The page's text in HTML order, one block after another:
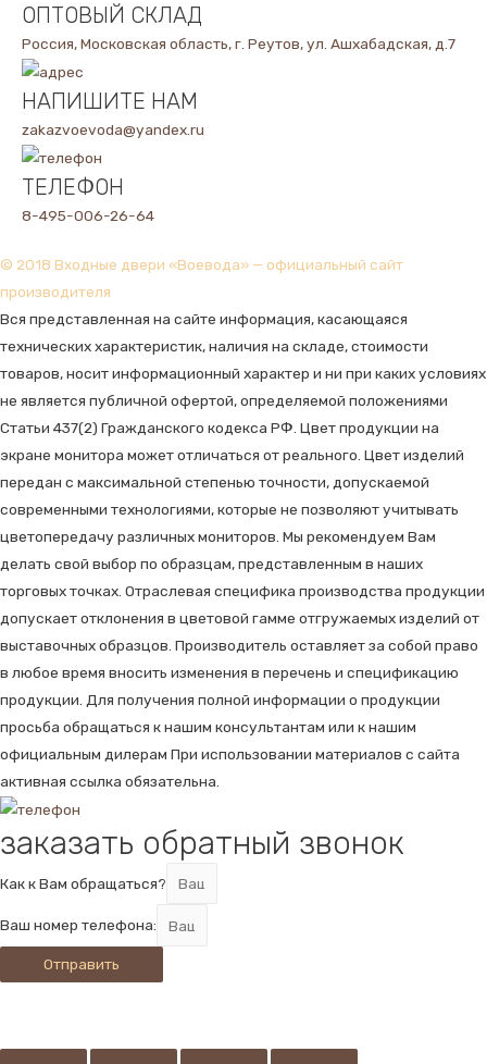
ОПТОВЫЙ СКЛАД
Россия, Московская область, г. Реутов, ул. Ашхабадская, д.7
НАПИШИТЕ НАМ
zakazvoevoda@yandex.ru
ТЕЛЕФОН
8-495-006-26-64
© 2018 Входные двери «Воевода» — официальный сайт
производителя
Вся представленная на сайте информация, касающаяся
технических характеристик, наличия на складе, стоимости
товаров, носит информационный характер и ни при каких условиях
не является публичной офертой, определяемой положениями
Статьи 437(2) Гражданского кодекса РФ. Цвет продукции на
экране монитора может отличаться от реального. Цвет изделий
передан с максимальной степенью точности, допускаемой
современными технологиями, которые не позволяют учитывать
цветопередачу различных мониторов. Мы рекомендуем Вам
делать свой выбор по образцам, представленным в наших
торговых точках. Отраслевая специфика производства продукции
допускает отклонения в цветовой гамме отгружаемых изделий от
выставочных образцов. Производитель оставляет за собой право
в любое время вносить изменения в перечень и спецификацию
продукции. Для получения полной информации о продукции
просьба обращаться к нашим консультантам или к нашим
официальным дилерам При использовании материалов с сайта
активная ссылка обязательна.
заказать обратный звонок
Как к Вам обращаться?
Ваш номер телефона:
Отправить